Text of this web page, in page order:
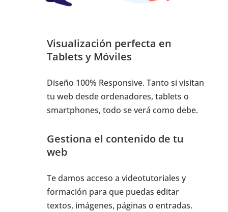
Visualización perfecta en
Tablets y Móviles
Diseño 100% Responsive. Tanto si visitan
tu web desde ordenadores, tablets o
smartphones, todo se verá como debe.
Gestiona el contenido de tu
web
Te damos acceso a videotutoriales y
formación para que puedas editar
textos, imágenes, páginas o entradas.